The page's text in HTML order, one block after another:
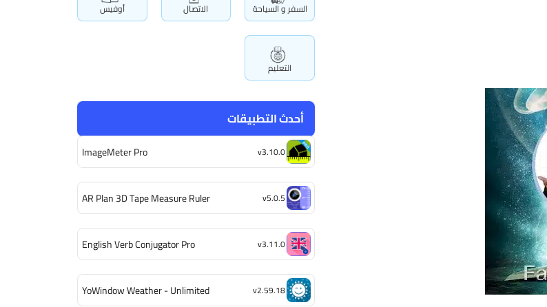
السفر و السياحة الاتصال أوفيس
التعليم
أحدث التطبيقات
ImageMeter Pro v3.10.0
AR Plan 3D Tape Measure Ruler v5.0.5
English Verb Conjugator Pro v3.11.0
YoWindow Weather - Unlimited v2.59.18